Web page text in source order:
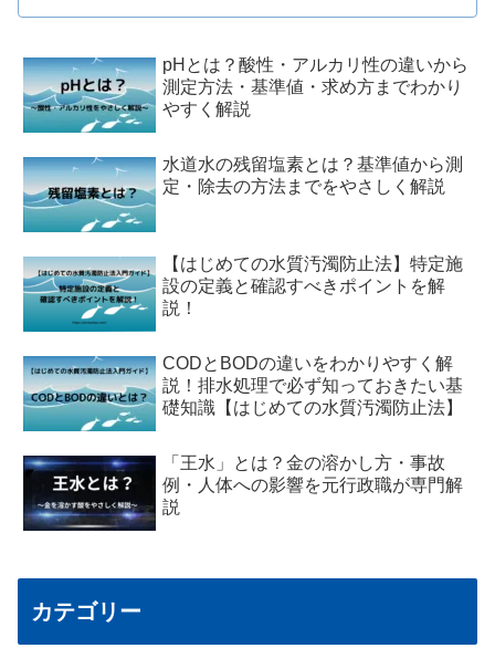
pHとは？酸性・アルカリ性の違いから
測定方法・基準値・求め方までわかり
やすく解説
水道水の残留塩素とは？基準値から測
定・除去の方法までをやさしく解説
【はじめての水質汚濁防止法】特定施
設の定義と確認すべきポイントを解
説！
CODとBODの違いをわかりやすく解
説！排水処理で必ず知っておきたい基
礎知識【はじめての水質汚濁防止法】
「王水」とは？金の溶かし方・事故
例・人体への影響を元行政職が専門解
説
カテゴリー